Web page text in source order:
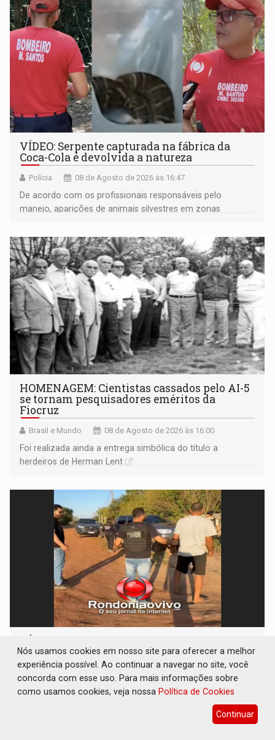
VÍDEO: Serpente capturada na fábrica da
Coca-Cola é devolvida a natureza
Polícia 08 de Agosto de 2026 às 16:47
De acordo com os profissionais responsáveis pelo
manejo, aparições de animais silvestres em zonas
HOMENAGEM: Cientistas cassados pelo AI-5
se tornam pesquisadores eméritos da
Fiocruz
Brasil e Mundo 08 de Agosto de 2026 às 16:00
Foi realizada ainda a entrega simbólica do título a
herdeiros de Herman Lent
fiéis sob pretexto de 'processo de cura'
Polícia 08 de Agosto de 2026 às 15:09
Nós usamos cookies em nosso site para oferecer a melhor
experiência possível. Ao continuar a navegar no site, você
concorda com esse uso. Para mais informações sobre
como usamos cookies, veja nossa Política de Cookies
Continuar